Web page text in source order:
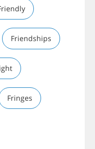
Friendships
Fringes